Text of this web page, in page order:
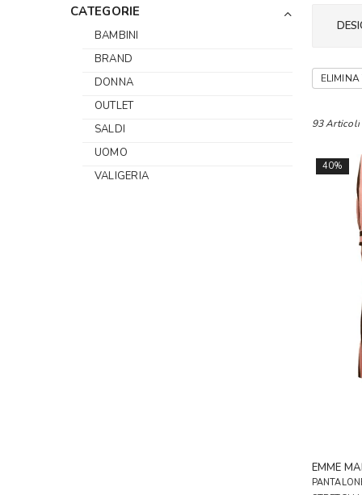
CATEGORIE
BAMBINI
BRAND
DONNA
OUTLET
SALDI
UOMO
VALIGERIA
ELIMINA
93 Articoli
40%
EMME